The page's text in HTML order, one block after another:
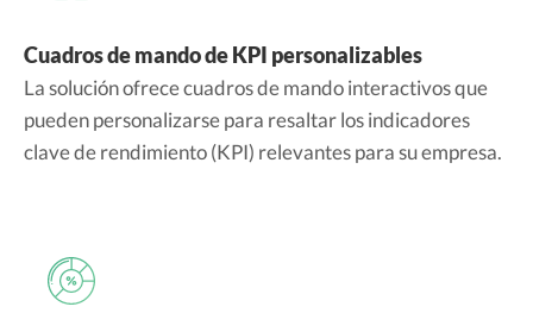
Cuadros de mando de KPI personalizables
La solución ofrece cuadros de mando interactivos que
pueden personalizarse para resaltar los indicadores
clave de rendimiento (KPI) relevantes para su empresa.